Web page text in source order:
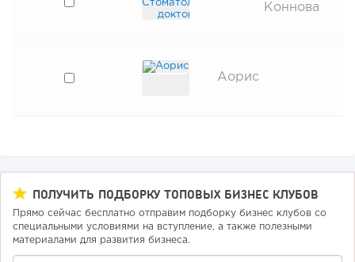
Коннова
Аорис
ПОЛУЧИТЬ ПОДБОРКУ ТОПОВЫХ БИЗНЕС КЛУБОВ
Прямо сейчас бесплатно отправим подборку бизнес клубов со
специальными условиями на вступление, а также полезными
материалами для развития бизнеса.